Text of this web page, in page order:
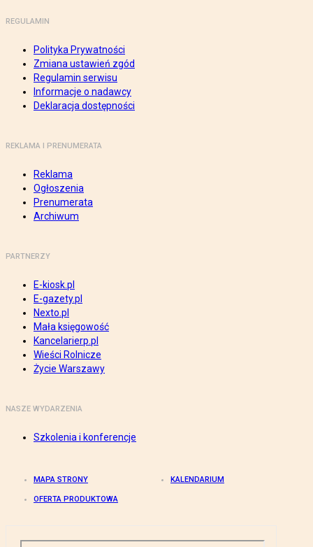
REGULAMIN
Polityka Prywatności
Zmiana ustawień zgód
Regulamin serwisu
Informacje o nadawcy
Deklaracja dostępności
REKLAMA I PRENUMERATA
Reklama
Ogłoszenia
Prenumerata
Archiwum
PARTNERZY
E-kiosk.pl
E-gazety.pl
Nexto.pl
Mała księgowość
Kancelarierp.pl
Wieści Rolnicze
Życie Warszawy
NASZE WYDARZENIA
Szkolenia i konferencje
MAPA STRONY KALENDARIUM
OFERTA PRODUKTOWA